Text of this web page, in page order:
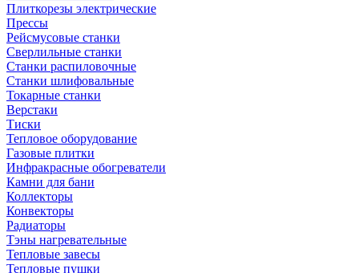
Плиткорезы электрические
Прессы
Рейсмусовые станки
Сверлильные станки
Станки распиловочные
Станки шлифовальные
Токарные станки
Верстаки
Тиски
Тепловое оборудование
Газовые плитки
Инфракрасные обогреватели
Камни для бани
Коллекторы
Конвекторы
Радиаторы
Тэны нагревательные
Тепловые завесы
Тепловые пушки